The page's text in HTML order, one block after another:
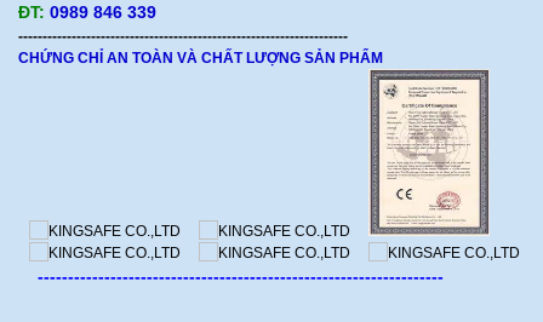
ĐT: 0989 846 339
--------------------------------------------------------------------
CHỨNG CHỈ AN TOÀN VÀ CHẤT LƯỢNG SẢN PHẨM
-------------------------------------------------------------------